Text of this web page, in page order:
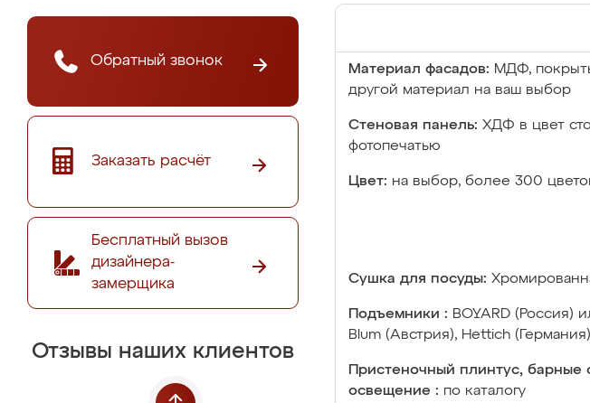
Обратный звонок
Заказать расчёт
Бесплатный вызов
дизайнера-
замерщика
Отзывы наших клиентов
Материал фасадов: МДФ,
другой материал на ваш выбор
Стеновая панель: ХДФ в цвет
фотопечатью
Цвет: на выбор, более 300
Сушка для посуды:
Подъемники : BOYARD (Россия)
Blum (Австрия), Hettich (Германия)
Пристеночный плинтус, барные
освещение : по каталогу